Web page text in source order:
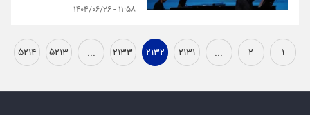
۱۱:۵۸ - ۱۴۰۴/۰۶/۲۶
۱ ۲ ... ۲۱۳۱ ۲۱۳۲ ۲۱۳۳ ... ۵۲۱۳ ۵۲۱۴